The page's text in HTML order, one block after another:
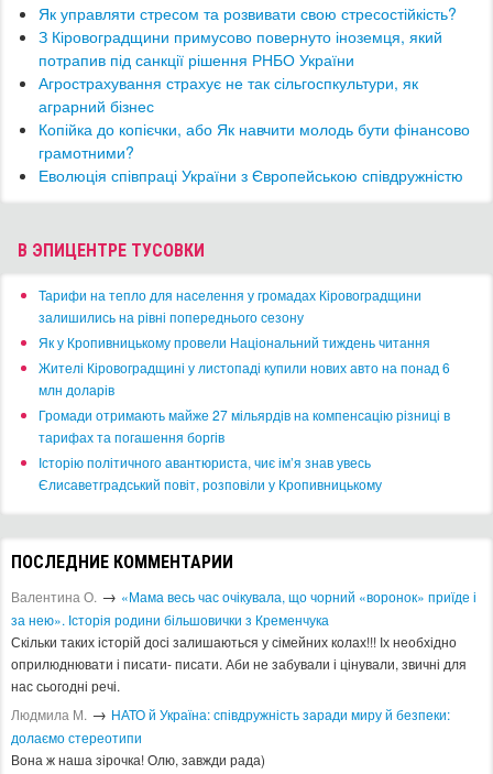
Як управляти стресом та розвивати свою стресостійкість?
​З Кіровоградщини примусово повернуто іноземця, який
потрапив під санкції рішення РНБО України
​Агрострахування страхує не так сільгоспкультури, як
аграрний бізнес
​Копійка до копієчки, або Як навчити молодь бути фінансово
грамотними?
Еволюція співпраці України з Європейською співдружністю
В ЭПИЦЕНТРЕ ТУСОВКИ
​Тарифи на тепло для населення у громадах Кіровоградщини
залишились на рівні попереднього сезону
​Як у Кропивницькому провели Національний тиждень читання
​Жителі Кіровоградщині у листопаді купили нових авто на понад 6
млн доларів
​Громади отримають майже 27 мільярдів на компенсацію різниці в
тарифах та погашення боргів
Історію політичного авантюриста, чиє ім’я знав увесь
Єлисаветградський повіт, розповіли у Кропивницькому
ПОСЛЕДНИЕ КОММЕНТАРИИ
Валентина О. → «Мама весь час очікувала, що чорний «воронок» приїде і
за нею». Історія родини більшовички з Кременчука
Скільки таких історій досі залишаються у сімейних колах!!! Іх необхідно
оприлюднювати і писати- писати. Аби не забували і цінували, звичні для
нас сьогодні речі.
Людмила М. → ​НАТО й Україна: співдружність заради миру й безпеки:
долаємо стереотипи
Вона ж наша зірочка! Олю, завжди рада)